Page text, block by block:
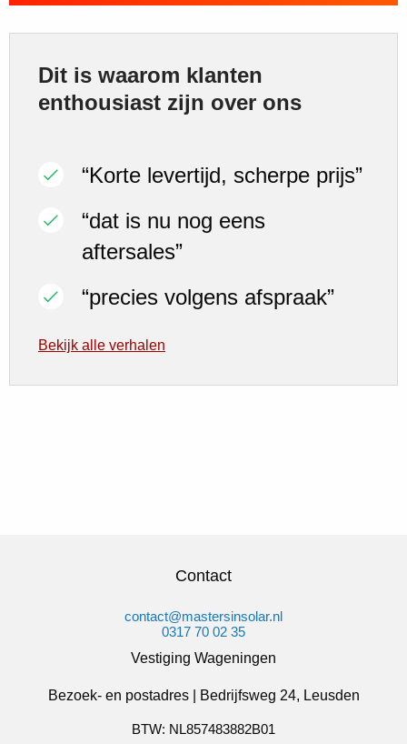
Dit is waarom klanten
enthousiast zijn over ons
“Korte levertijd, scherpe prijs”
“dat is nu nog eens
aftersales”
“precies volgens afspraak”
Bekijk alle verhalen
Contact
contact@mastersinsolar.nl
0317 70 02 35
Vestiging Wageningen
Bezoek- en postadres | Bedrijfsweg 24, Leusden
BTW: NL857483882B01